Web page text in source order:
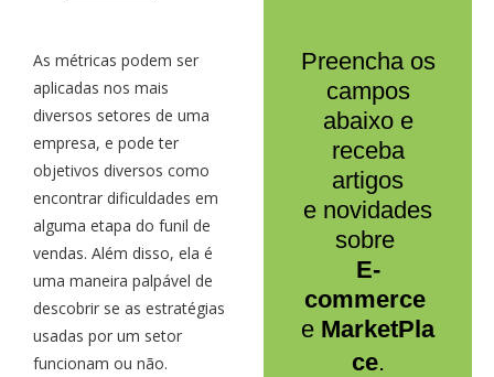
As métricas podem ser
aplicadas nos mais
diversos setores de uma
empresa, e pode ter
objetivos diversos como
encontrar dificuldades em
alguma etapa do funil de
vendas. Além disso, ela é
uma maneira palpável de
descobrir se as estratégias
usadas por um setor
funcionam ou não.
Preencha os
campos
abaixo e
receba
artigos
e novidades
sobre
E-
commerce
e MarketPla
ce.